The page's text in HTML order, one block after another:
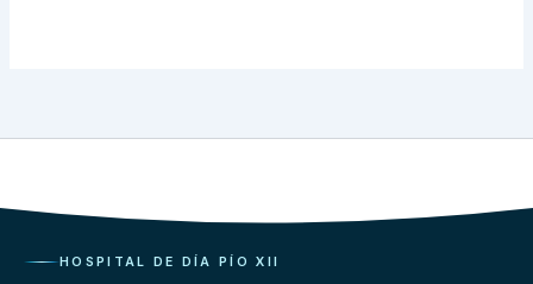
HOSPITAL DE DÍA PÍO XII